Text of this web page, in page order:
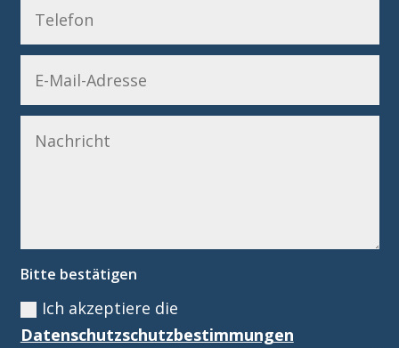
Bitte bestätigen
Ich akzeptiere die
Datenschutzschutzbestimmungen